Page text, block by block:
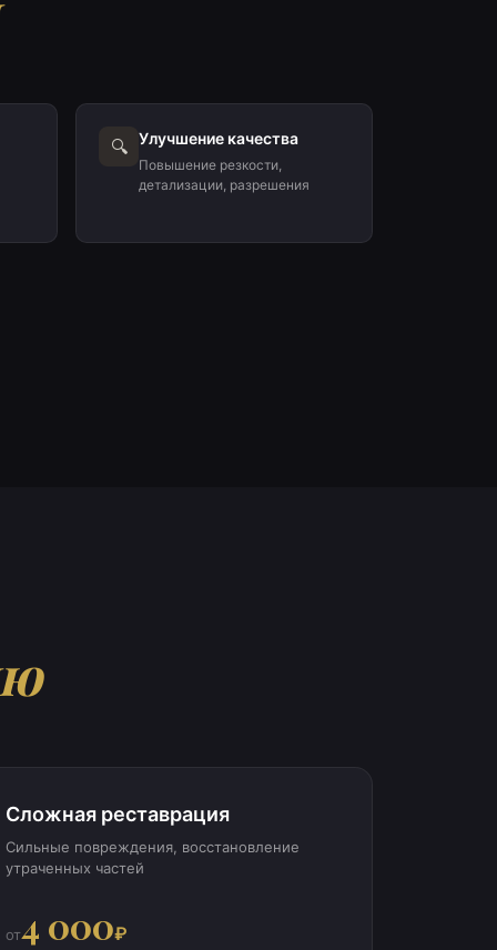
🔍 Улучшение качества
Повышение резкости,
детализации, разрешения
Сложная реставрация
Сильные повреждения, восстановление
утраченных частей
от4 000₽